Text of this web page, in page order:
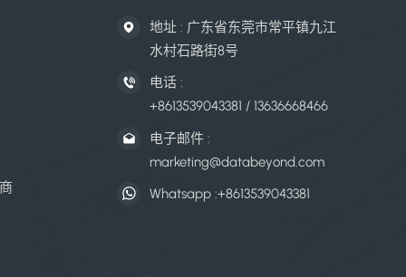
地址 : 广东省东莞市常平镇九江
水村石路街8号
电话 :
+8613539043381 / 13636668466
电子邮件 :
marketing@databeyond.com
Whatsapp :+8613539043381